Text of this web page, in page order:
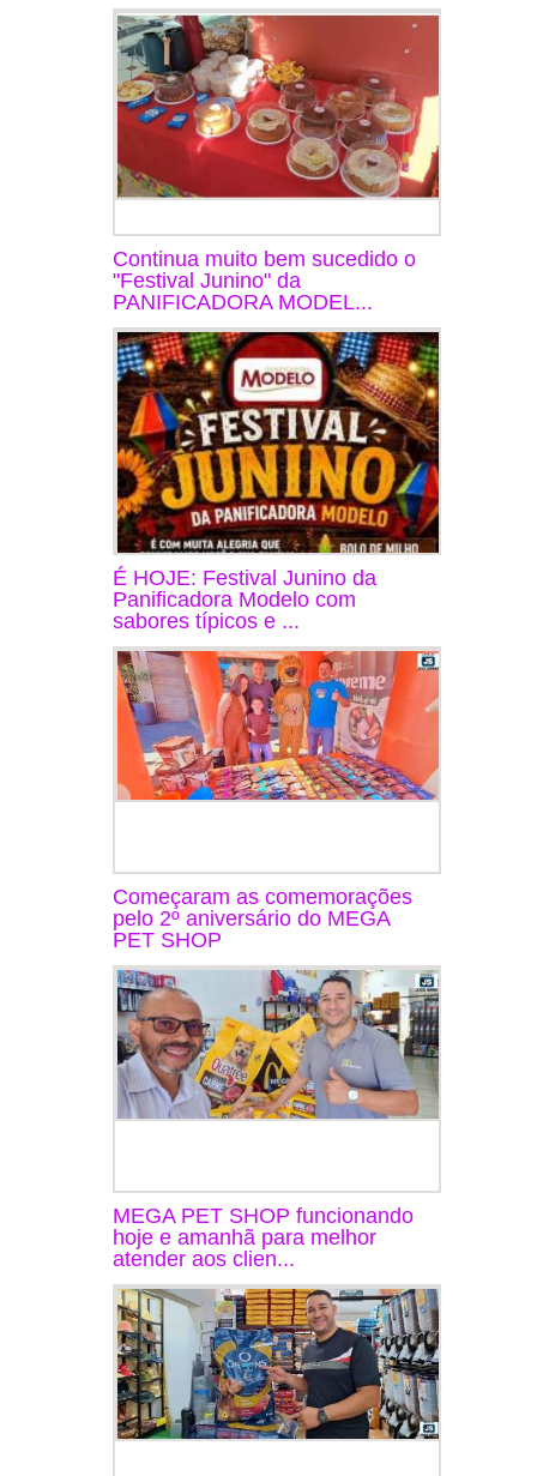
Continua muito bem sucedido o
"Festival Junino" da
PANIFICADORA MODEL...
É HOJE: Festival Junino da
Panificadora Modelo com
sabores típicos e ...
Começaram as comemorações
pelo 2º aniversário do MEGA
PET SHOP
MEGA PET SHOP funcionando
hoje e amanhã para melhor
atender aos clien...